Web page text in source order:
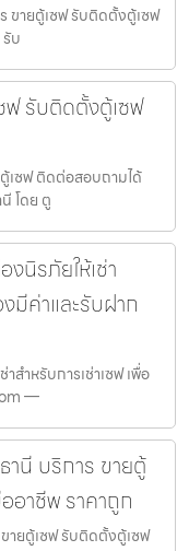
ขายตู้เซฟ รับติดตั้งตู้เซฟ
บ
ฟ รับติดตั้งตู้เซฟ
เซฟ ติดต่อสอบถามได้
โดย ตู
นิรภัยให้เช่า
มีค่าและรับฝาก
สำหรับการเช่าเซฟ เพื่อ
—
นี บริการ ขายตู้
อาชีพ ราคาถูก
ายตู้เซฟ รับติดตั้งตู้เซฟ